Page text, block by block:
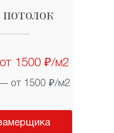
1500 ₽/м2
от 1500 ₽/м2